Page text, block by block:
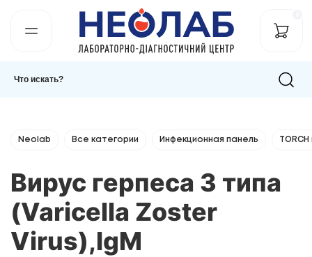
Neolab Все категории Инфекционная панель
Вирус герпеса 3 типа
(Varicella Zoster
Virus),IgМ